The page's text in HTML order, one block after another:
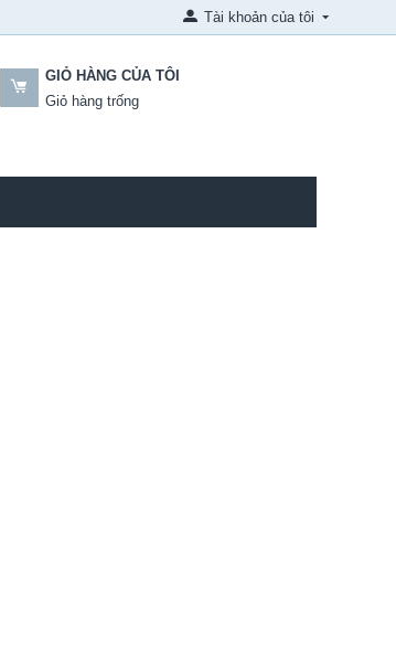
Tài khoản của tôi
GIỎ HÀNG CỦA TÔI
Giỏ hàng trống